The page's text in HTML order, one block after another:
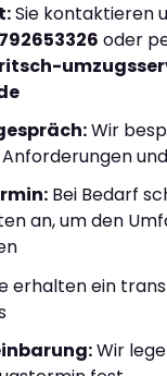
Sie kontaktieren
oder
Wir
Bei Bedarf
an, um den
erhalten ein
Wir